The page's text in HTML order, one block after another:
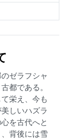
ゼラフシャ
都である。
栄え、今も
しいハズラ
を古代へと
背後には雪